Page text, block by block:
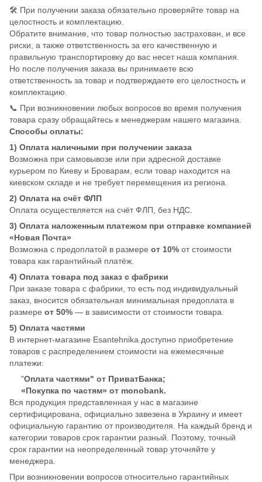
🛠️ При получении заказа обязательно проверяйте товар на
целостность и комплектацию.
Обратите внимание, что товар полностью застрахован, и все
риски, а также ответственность за его качественную и
правильную транспортировку до вас несет наша компания.
Но после получения заказа вы принимаете всю
ответственность за товар и подтверждаете его целостность и
комплектацию.
📞 При возникновении любых вопросов во время получения
товара сразу обращайтесь к менеджерам нашего магазина.
Способы оплаты:
1) Оплата наличными при получении заказа
Возможна при самовывозе или при адресной доставке
курьером по Киеву и Броварам, если товар находится на
киевском складе и не требует перемещения из региона.
2) Оплата на счёт ФЛП
Оплата осуществляется на счёт ФЛП, без НДС.
3) Оплата наложенным платежом при отправке компанией
«Новая Почта»
Возможна с предоплатой в размере от 10% от стоимости
товара как гарантийный платёж.
4) Оплата товара под заказ с фабрики
При заказе товара с фабрики, то есть под индивидуальный
заказ, вносится обязательная минимальная предоплата в
размере от 50% — в зависимости от стоимости товара.
5) Оплата частями
В интернет-магазине Esantehnika доступно приобретение
товаров с распределением стоимости на ежемесячные
платежи:
"Оплата частями" от ПриватБанка;
«Покупка по частям» от monobank.
Вся продукция представленная у нас в магазине
сертифицирована, официально завезена в Украину и имеет
официальную гарантию от производителя. На каждый бренд и
категории товаров срок гарантии разный. Поэтому, точный
срок гарантии на неопределенный товар уточняйте у
менеджера.
При возникновении вопросов относительно гарантийных